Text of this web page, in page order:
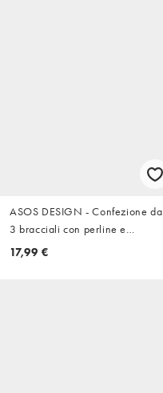
ASOS DESIGN - Confezione da
3 bracciali con perline e
catenina multicolore
17,99 €